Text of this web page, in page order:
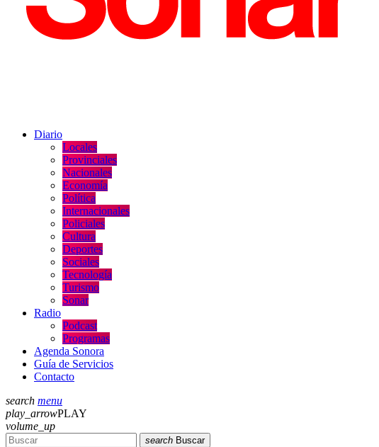
Diario
Locales
Provinciales
Nacionales
Economía
Política
Internacionales
Policiales
Cultura
Deportes
Sociales
Tecnología
Turismo
Sonar
Radio
Podcast
Programas
Agenda Sonora
Guía de Servicios
Contacto
search menu
play_arrowPLAY
volume_up
search Buscar